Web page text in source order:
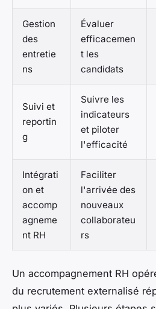
Gestion
des
entretie
ns
Évaluer
efficacemen
t les
candidats
Suivi et
reportin
g
Suivre les
indicateurs
et piloter
l'efficacité
Intégrati
on et
accomp
agneme
nt RH
Faciliter
l'arrivée des
nouveaux
collaborateu
rs
Un accompagnement RH
du recrutement externalisé